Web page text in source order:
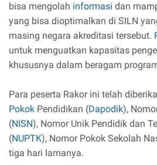
bisa mengolah informasi dan
yang bisa dioptimalkan di SILN
masing negara akreditasi tersebut.
untuk menguatkan kapasitas
khususnya dalam beragam
Para peserta Rakor ini telah
Pokok Pendidikan (Dapodik),
(NISN), Nomor Unik Pendidik dan
(NUPTK), Nomor Pokok Sekolah
tiga hari lamanya.